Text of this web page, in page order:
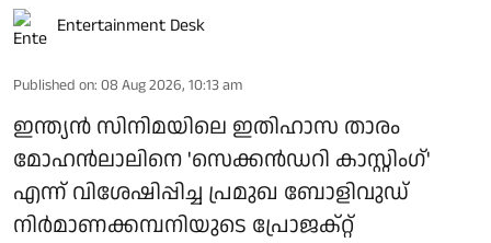
Entertainment Desk
Published on: 08 Aug 2026, 10:13 am
ഇന്ത്യൻ സിനിമയിലെ ഇതിഹാസ താരം
മോഹൻലാലിനെ 'സെക്കൻഡറി കാസ്റ്റിംഗ്'
എന്ന് വിശേഷിപ്പിച്ച പ്രമുഖ ബോളിവുഡ്
നിർമാണക്കമ്പനിയുടെ പ്രോജക്റ്റ്